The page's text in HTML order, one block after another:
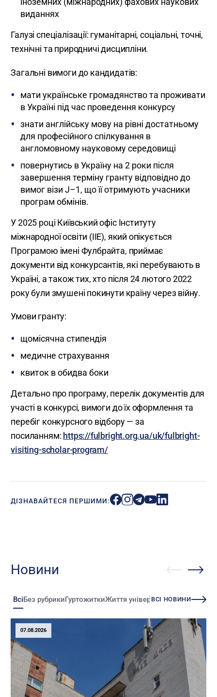
виданнях
Галузі спеціалізації: гуманітарні, соціальні, точні,
технічні та природничі дисципліни.
Загальні вимоги до кандидатів:
мати українське громадянство та проживати
в Україні під час проведення конкурсу
знати англійську мову на рівні достатньому
для професійного спілкування в
англомовному науковому середовищі
повернутись в Україну на 2 роки після
завершення терміну гранту відповідно до
вимог візи J–1, що її отримують учасники
програм обмінів.
У 2025 році Київський офіс Інституту
міжнародної освіти (ІІЕ), який опікується
Програмою імені Фулбрайта, приймає
документи від конкурсантів, які перебувають в
Україні, а також тих, хто після 24 лютого 2022
року були змушені покинути країну через війну.
Умови гранту:
щомісячна стипендія
медичне страхування
квиток в обидва боки
Детально про програму, перелік документів для
участі в конкурсі, вимоги до їх оформлення та
перебіг конкурсного відбору — за
посиланням: https://fulbright.org.ua/uk/fulbright-
visiting-scholar-program/
ДІЗНАВАЙТЕСЯ ПЕРШИМИ:
Новини
ВсіБез рубрикиГуртожиткиЖиття університетуЗміни
ВСІ НОВИНИ
07.08.2026